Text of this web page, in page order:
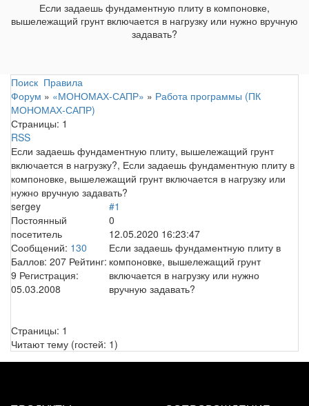
Если задаешь фундаментную плиту в компоновке,
вышележащий грунт включается в нагрузку или нужно вручную
задавать?
Поиск Правила
Форум » «МОНОМАХ-САПР» » Работа программы (ПК
МОНОМАХ-САПР)
Страницы: 1
RSS
Если задаешь фундаментную плиту, вышележащий грунт
включается в нагрузку?, Если задаешь фундаментную плиту в
компоновке, вышележащий грунт включается в нагрузку или
нужно вручную задавать?
sergey
Постоянный
посетитель
Сообщений: 130
Баллов: 207 Рейтинг:
9 Регистрация:
05.03.2008
#1
0
12.05.2020 16:23:47
Если задаешь фундаментную плиту в
компоновке, вышележащий грунт
включается в нагрузку или нужно
вручную задавать?
Страницы: 1
Читают тему (гостей: 1)